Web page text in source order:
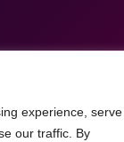
experience, serve
our traffic. By